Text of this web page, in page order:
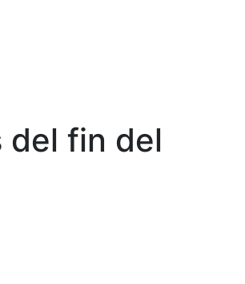
del fin del